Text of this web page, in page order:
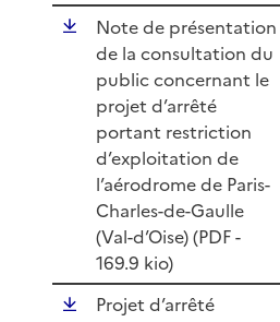
Note de présentation
de la consultation du
public concernant le
projet d’arrêté
portant restriction
d’exploitation de
l’aérodrome de Paris-
Charles-de-Gaulle
(Val-d’Oise) (PDF-
169.9 kio)
Projet d’arrêté